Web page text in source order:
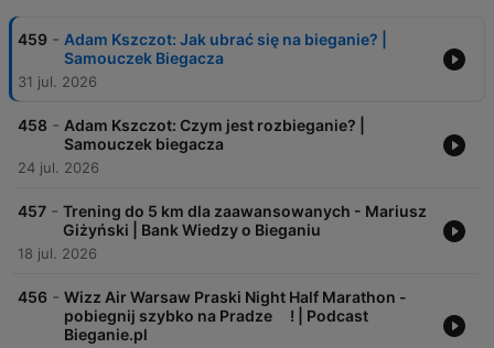
459 - Adam Kszczot: Jak ubrać się na bieganie? |
Samouczek Biegacza
31 jul. 2026
458 - Adam Kszczot: Czym jest rozbieganie? |
Samouczek biegacza
24 jul. 2026
457 - Trening do 5 km dla zaawansowanych - Mariusz
Giżyński | Bank Wiedzy o Bieganiu
18 jul. 2026
456 - Wizz Air Warsaw Praski Night Half Marathon -
pobiegnij szybko na Pradze ! | Podcast
Bieganie.pl